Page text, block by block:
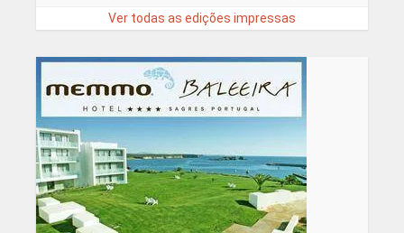
Ver todas as edições impressas